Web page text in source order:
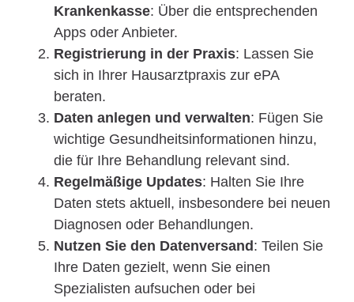
Krankenkasse: Über die entsprechenden
Apps oder Anbieter.
Registrierung in der Praxis: Lassen Sie
sich in Ihrer Hausarztpraxis zur ePA
beraten.
Daten anlegen und verwalten: Fügen Sie
wichtige Gesundheitsinformationen hinzu,
die für Ihre Behandlung relevant sind.
Regelmäßige Updates: Halten Sie Ihre
Daten stets aktuell, insbesondere bei neuen
Diagnosen oder Behandlungen.
Nutzen Sie den Datenversand : Teilen Sie
Ihre Daten gezielt, wenn Sie einen
Spezialisten aufsuchen oder bei